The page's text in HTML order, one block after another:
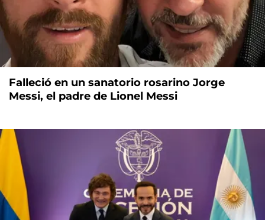
Falleció en un sanatorio rosarino Jorge
Messi, el padre de Lionel Messi